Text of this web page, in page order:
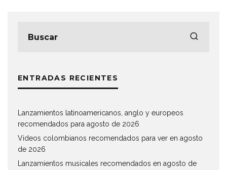
ENTRADAS RECIENTES
Lanzamientos latinoamericanos, anglo y europeos
recomendados para agosto de 2026
Videos colombianos recomendados para ver en agosto
de 2026
Lanzamientos musicales recomendados en agosto de